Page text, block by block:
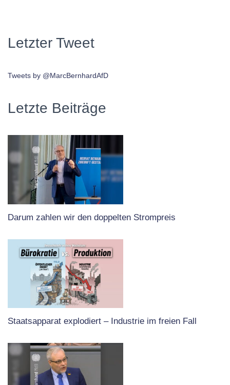
Letzter Tweet
Tweets by @MarcBernhardAfD
Letzte Beiträge
Darum zahlen wir den doppelten Strompreis
Staatsapparat explodiert – Industrie im freien Fall